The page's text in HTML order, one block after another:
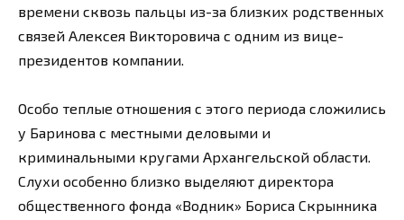
времени сквозь пальцы из-за близких родственных
связей Алексея Викторовича с одним из вице-
президентов компании.
Особо теплые отношения с этого периода сложились
у Баринова с местными деловыми и
криминальными кругами Архангельской области.
Слухи особенно близко выделяют директора
общественного фонда «Водник» Бориса Скрынника